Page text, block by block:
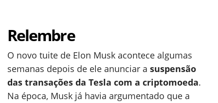
Relembre
O novo tuite de Elon Musk acontece algumas
semanas depois de ele anunciar a suspensão
das transações da Tesla com a criptomoeda.
Na época, Musk já havia argumentado que a